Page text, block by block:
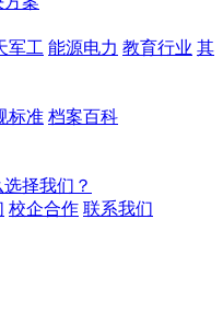
军工 能源电力 教育行业 其
标准 档案百科
择我们？
校企合作 联系我们